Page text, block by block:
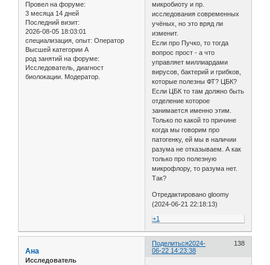
Провел на форуме:
3 месяца 14 дней
Последний визит:
2026-08-05 18:03:01
специализация, опыт: Оператор
Высшей категории А
род занятий на форуме:
Исследователь, диагност
биолокации. Модератор.
микробиоту и пр.
исследования современных
учёных, но это вряд ли
изменит.
Если про Пучко, то тогда
вопрос прост - а что
управляет миллиардами
вирусов, бактерий и грибков,
которые полезны ФТ? ЦБК?
Если ЦБК то там должно быть
отделение которое
занимается именно этим.
Только по какой то причине
когда мы говорим про
патогенку, ей мы в наличии
разума не отказываем. А как
только про полезную
микрофлору, то разума нет.
Так?
Отредактировано gloomy
(2024-06-21 22:18:13)
+1
Поделиться 138
2024-
06-22 14:23:38
Ана
Исследователь